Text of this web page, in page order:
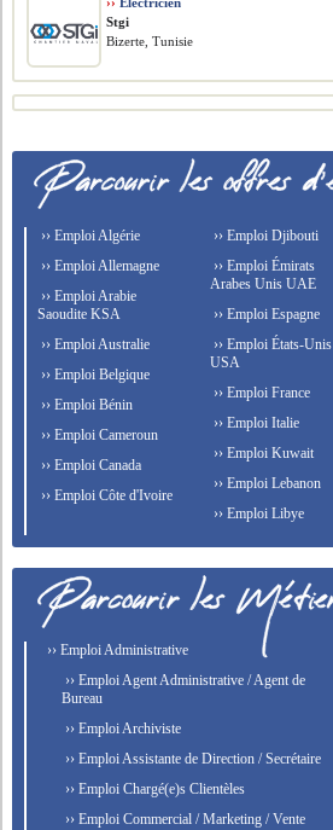
Stgi
Bizerte, Tunisie
›› Emploi Algérie
›› Emploi Allemagne
›› Emploi Arabie
Saoudite KSA
›› Emploi Australie
›› Emploi Belgique
›› Emploi Bénin
›› Emploi Cameroun
›› Emploi Canada
›› Emploi Côte d'Ivoire
›› Emploi Djibouti
›› Emploi Émirats
Arabes Unis UAE
›› Emploi Espagne
›› Emploi États-Unis
USA
›› Emploi France
›› Emploi Italie
›› Emploi Kuwait
›› Emploi Lebanon
›› Emploi Libye
›› Emploi Administrative
›› Emploi Agent Administrative / Agent de
Bureau
›› Emploi Archiviste
›› Emploi Assistante de Direction / Secrétaire
›› Emploi Chargé(e)s Clientèles
›› Emploi Commercial / Marketing / Vente